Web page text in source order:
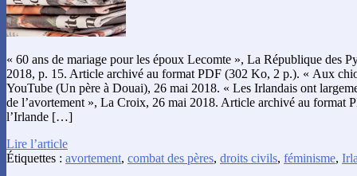
« 60 ans de mariage pour les époux Lecomte », La République des
2018, p. 15. Article archivé au format PDF (302 Ko, 2 p.). « Aux
YouTube (Un père à Douai), 26 mai 2018. « Les Irlandais ont
de l’avortement », La Croix, 26 mai 2018. Article archivé au format
l’Irlande […]
Lire l’article
Étiquettes : avortement, combat des pères, droits civils, féminisme,